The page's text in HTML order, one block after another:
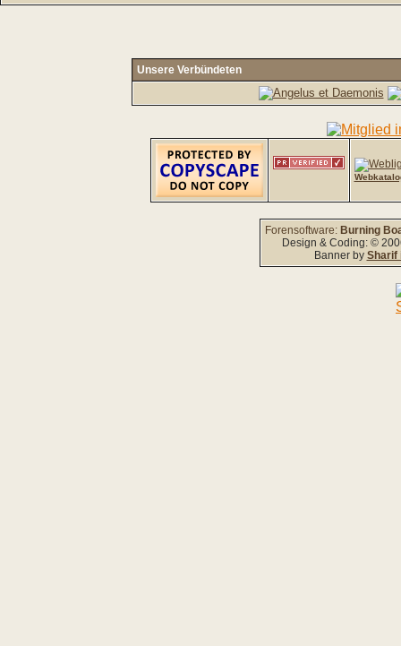
Unsere Verbündeten
Forensoftware: Burning
Design & Coding: ©
Banner by Sharif